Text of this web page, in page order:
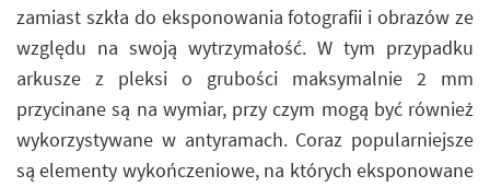
zamiast szkła do eksponowania fotografii i obrazów ze
względu na swoją wytrzymałość. W tym przypadku
arkusze z pleksi o grubości maksymalnie 2 mm
przycinane są na wymiar, przy czym mogą być również
wykorzystywane w antyramach. Coraz popularniejsze
są elementy wykończeniowe, na których eksponowane